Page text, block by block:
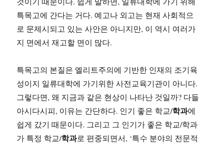
특목고에 간다는 거다. 예고나 외고는 현재 사회적으
로 문제시되고 있는 사안은 아니지만, 이 역시 여러가
지 면에서 재고할 면이 많다.
특목고의 본질은 엘리트주의에 기반한 인재의 조기육
성이지 일류대학에 가기위한 사전교육기관이 아니다.
그렇다면, 왜 지금과 같은 현상이 나타난 것일까? 다들
아시다시피, 이유는 간단하다. 인기 좋은 학교/학과에
쉽게 갔기 때문이다. 그리고 그 인기가 좋은 학교/학과
가 특정 학교/학과로 편중되면서, ‘특수 분야의 전문적